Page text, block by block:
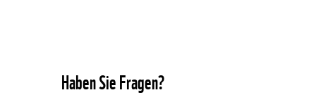
Haben Sie Fragen?